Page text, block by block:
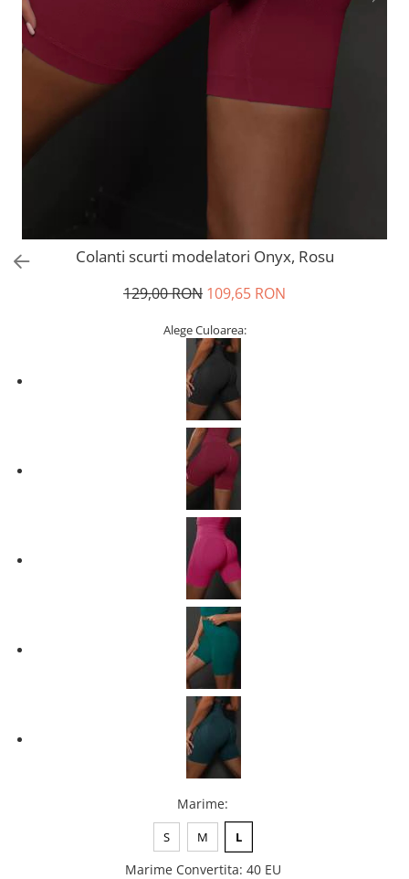
Colanti scurti modelatori Onyx, Rosu
129,00 RON 109,65 RON
Alege Culoarea:
Marime:
S M L
Marime Convertita: 40 EU